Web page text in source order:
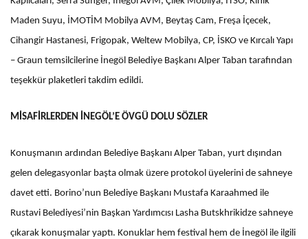
Maden Suyu, İMOTİM Mobilya AVM, Beytaş Cam, Freşa İçecek,
Cihangir Hastanesi, Frigopak, Weltew Mobilya, CP, İSKO ve Kırcalı Yapı
– Graun temsilcilerine İnegöl Belediye Başkanı Alper Taban tarafından
teşekkür plaketleri takdim edildi.
MİSAFİRLERDEN İNEGÖL’E ÖVGÜ DOLU SÖZLER
Konuşmanın ardından Belediye Başkanı Alper Taban, yurt dışından
gelen delegasyonlar başta olmak üzere protokol üyelerini de sahneye
davet etti. Borino’nun Belediye Başkanı Mustafa Karaahmed ile
Rustavi Belediyesi’nin Başkan Yardımcısı Lasha Butskhrikidze sahneye
çıkarak konuşmalar yaptı. Konuklar hem festival hem de İnegöl ile ilgili